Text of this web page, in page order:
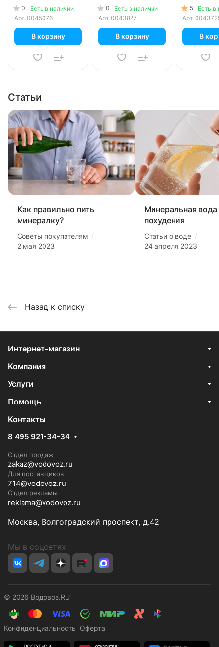
0
Есть в наличии
Арт. 0045076
В корзину
0
Есть в наличии
Арт. 0043827
В корзину
литр, газ,
шт. в уп.
5
Есть в
Арт.
В
Статьи
Как правильно пить
минералку?
Советы покупателям /
2 мая 2023
Минеральная вода
похудения
Статьи о воде /
24 апреля 2023
Назад к списку
Интернет-магазин
Компания
Услуги
Помощь
Контакты
8 495 921-34-34
Отдел продаж
zakaz@vodovoz.ru
Для поставщиков
714@vodovoz.ru
Отдел рекламы
reklama@vodovoz.ru
Москва, Волгоградский проспект, д.42
Мы в соцсетях
© 2026 Водовоз.RU
Конфиденциальность Оферта